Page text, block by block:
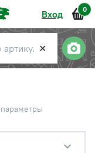
Вход 0
✕